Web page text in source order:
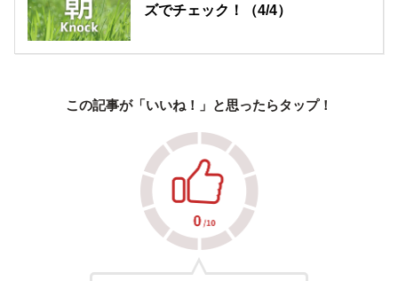
ズでチェック！（4/4）
この記事が「いいね！」と思ったらタップ！